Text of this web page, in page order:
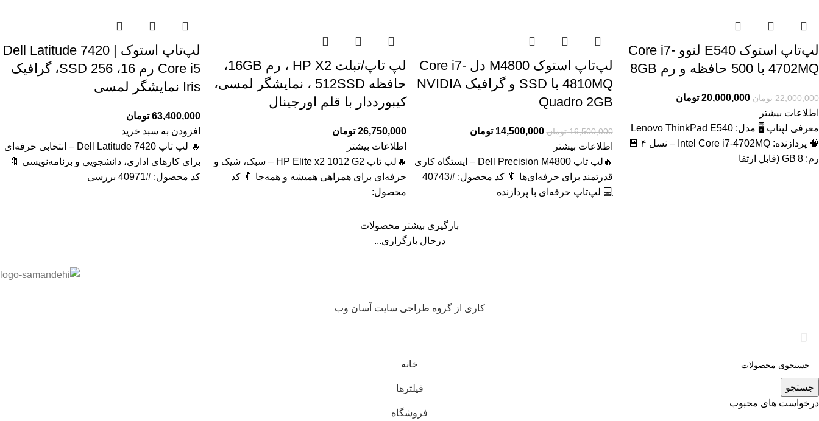
لپ‌تاپ استوک E540 لنوو Core i7-
4702MQ با 500 حافظه و رم 8GB
22,000,000 تومان 20,000,000 تومان
اطلاعات بیشتر
معرفی لپتاپ 🖥️ مدل: Lenovo ThinkPad E540
🧠 پردازنده: Intel Core i7‑4702MQ – نسل ۴ 💾
رم: 8 GB (قابل ارتقا
لپ‌تاپ استوک M4800 دل Core i7-
4810MQ با SSD و گرافیک NVIDIA
Quadro 2GB
16,500,000 تومان 14,500,000 تومان
اطلاعات بیشتر
🔥لپ تاپ Dell Precision M4800 – ایستگاه کاری
قدرتمند برای حرفه‌ای‌ها 🔖 کد محصول: #40743
💻 لپ‌تاپ حرفه‌ای با پردازنده
لپ تاپ/تبلت HP X2 ، رم 16GB،
حافظه 512SSD ، نمایشگر لمسی،
کیبورددار با قلم اورجینال
26,750,000 تومان
اطلاعات بیشتر
🔥لپ تاپ HP Elite x2 1012 G2 – سبک، شیک و
حرفه‌ای برای همراهی همیشه و همه‌جا 🔖 کد
محصول:
لپ‌تاپ استوک Dell Latitude 7420 |
Core i5 رم 16، SSD 256، گرافیک
Iris نمایشگر لمسی
63,400,000 تومان
افزودن به سبد خرید
🔥 لپ تاپ Dell Latitude 7420 – انتخابی حرفه‌ای
برای کارهای اداری، دانشجویی و برنامه‌نویسی 🔖
کد محصول: #40971 بررسی
بارگیری بیشتر محصولات
درحال بارگزاری...
کاری از گروه طراحی سایت آسان وب
جستجو
درخواست های محبوب
خانه
فیلترها
فروشگاه